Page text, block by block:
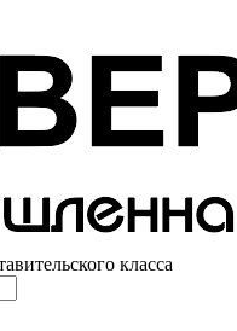
класса